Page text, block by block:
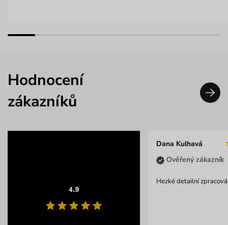
Hodnocení
zákazníků
4.9
Dana Kulhavá
Ověřený zákazník
Hezké detailní